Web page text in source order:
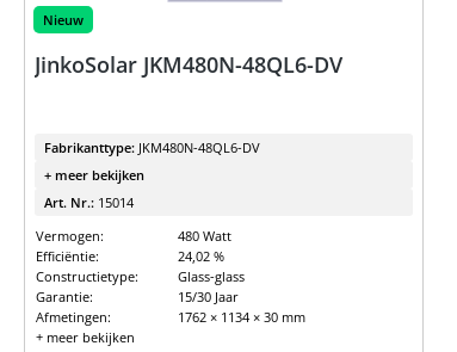
Nieuw
JinkoSolar JKM480N-48QL6-DV
Fabrikanttype: JKM480N-48QL6-DV
+ meer bekijken
Art. Nr.: 15014
Vermogen:
480 Watt
Efficiëntie:
24,02 %
Constructietype:
Glass-glass
Garantie:
15/30 Jaar
Afmetingen:
1762 × 1134 × 30 mm
+ meer bekijken